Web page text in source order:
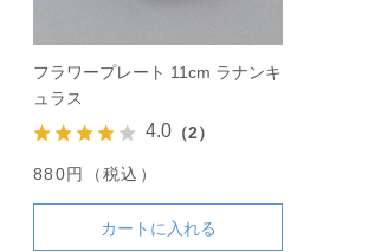
フラワープレート 11cm ラナンキ
ュラス
4.0 （2）
880円（税込）
カートに入れる